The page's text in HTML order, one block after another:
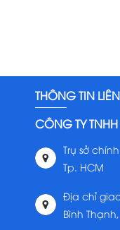
THÔNG TIN
CÔNG TY
Trụ sở
Tp. HCM
Địa chỉ giao
Bình